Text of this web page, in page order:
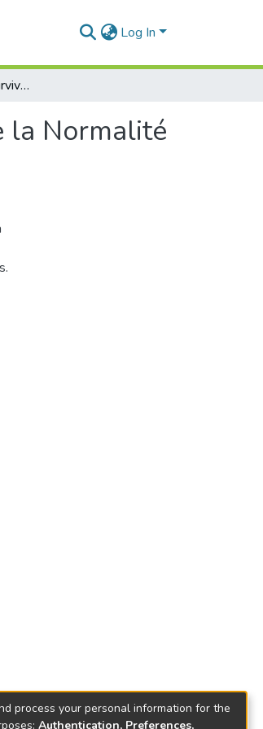
Log In
Du Sonderweg de la Survivance au récit de la Science et de la Normalité
la Normalité
process your personal information for the
Authentication, Preferences,